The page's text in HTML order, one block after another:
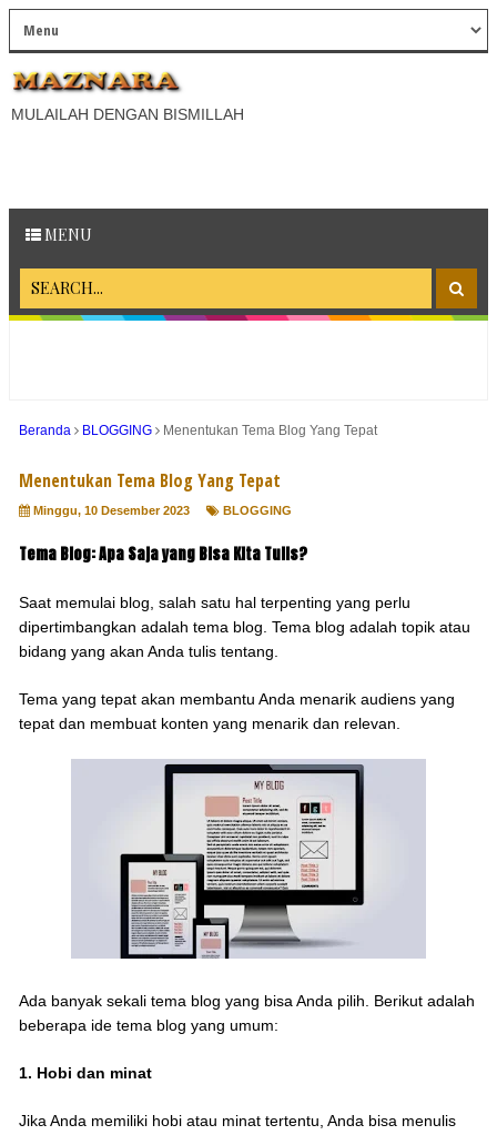
MULAILAH DENGAN BISMILLAH
MENU
Beranda BLOGGING Menentukan Tema Blog Yang Tepat
Menentukan Tema Blog Yang Tepat
Minggu, 10 Desember 2023 BLOGGING
Tema Blog: Apa Saja yang Bisa Kita Tulis?
Saat memulai blog, salah satu hal terpenting yang perlu
dipertimbangkan adalah tema blog. Tema blog adalah topik atau
bidang yang akan Anda tulis tentang.
Tema yang tepat akan membantu Anda menarik audiens yang
tepat dan membuat konten yang menarik dan relevan.
Ada banyak sekali tema blog yang bisa Anda pilih. Berikut adalah
beberapa ide tema blog yang umum:
1. Hobi dan minat
Jika Anda memiliki hobi atau minat tertentu, Anda bisa menulis